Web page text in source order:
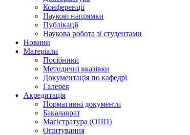
Конференції
Наукові напрямки
Публікації
Наукова робота зі студентами
Новини
Матеріали
Посібники
Методичні вказівки
Документація по кафедрі
Галерея
Акредитація
Нормативні документи
Бакалаврат
Магістратура (ОПП)
Опитування